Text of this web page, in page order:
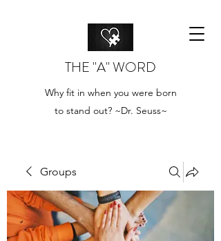
THE "A" WORD
Why fit in when you were born
to stand out? ~Dr. Seuss~
Groups